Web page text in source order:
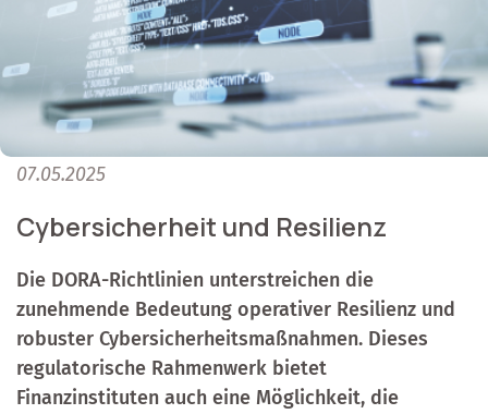
07.05.2025
Cybersicherheit und Resilienz
Die DORA-Richtlinien unterstreichen die
zunehmende Bedeutung operativer Resilienz und
robuster Cybersicherheitsmaßnahmen. Dieses
regulatorische Rahmenwerk bietet
Finanzinstituten auch eine Möglichkeit, die